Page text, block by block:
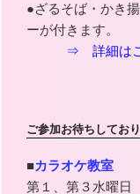
●ざるそば・かき
ーが付きます。
⇒ 詳細は
ご参加お待ちしてお
■カラオケ教室
第１、第３水曜